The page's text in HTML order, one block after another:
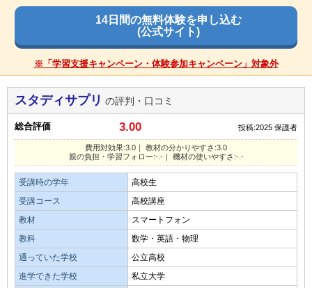
口コミ投稿者ID:2677943
良いところや要望
改善点はあまりないですが、友達が一緒にやってくれたら嬉
その他気づいたこと、感じたこと
あまり感じた事はありません。親は見守りで良いので助かり
ました。
総合評価
総合的に問題はなく良かったです。
レベルが高い勉強にも対応してもらえたら助かります。
教材の難易度
易しい 平均 難しい
演習問題の量
子供に基礎的な知識を身につける事を目的に始めたが、学習
している時は理解しているようだが、学校のテスト時には忘
れている事が多く、学んだことが身についていないため、目
オプション講座の満足度
オプションは付けていないため、評価については出来兼ねま
す 。
親の負担・学習フォローの仕組み
サービス側はいろいろとフォロー体制を作っているので、本
人が分からない所を本人が質問してくれると親の負担がなく
なるので助かると思います。
タブレットなど機材の使いやすさ・操作性
操作性については、慣れると問題無く使いこなしているので
良かったと思います。
目的の達成度
やや達成できた
費用対効果は、とくに可もなく不可もなく、問題がないと思
う。
教材・授業動画の質・分かりやすさ
毎日続けることで、成績もアップしてきたから、良かった。
教材・授業動画の難易度
毎日続けやすく、こどものやる気にもつながっているから。
演習問題の量
演習問題も、こどもがやる気になってくれて、良かった。
オプション講座の満足度
オプション講座は、まいにち取り組むことで、学習機会の定
14日間の無料体験を申し込む
(公式サイト)
※「学習支援キャンペーン・体験参加キャンペーン」対象外
スタディサプリ の評判・口コミ
総合評価 3.00 投稿:2025 保護者
費用対効果:3.0｜ 教材の分かりやすさ:3.0
親の負担・学習フォロー:-.-｜ 機材の使いやすさ:-.-
受講時の学年
高校生
受講コース
高校講座
教材
スマートフォン
教科
数学・英語・物理
通っていた学校
公立高校
進学できた学校
私立大学